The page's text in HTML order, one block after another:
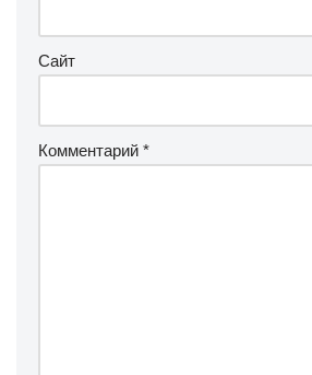
Сайт
Комментарий *